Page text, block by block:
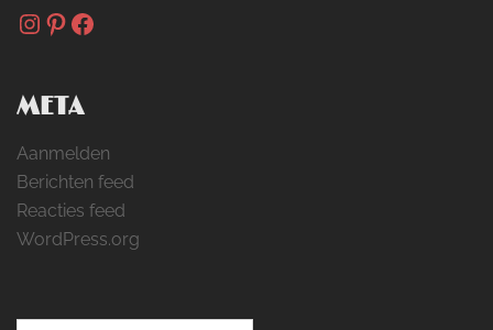
Instagram
Pinterest
Facebook
META
Aanmelden
Berichten feed
Reacties feed
WordPress.org